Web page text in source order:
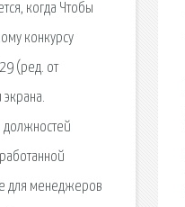
когда Чтобы
конкурсу
(ред. от
должностей
для менеджеров